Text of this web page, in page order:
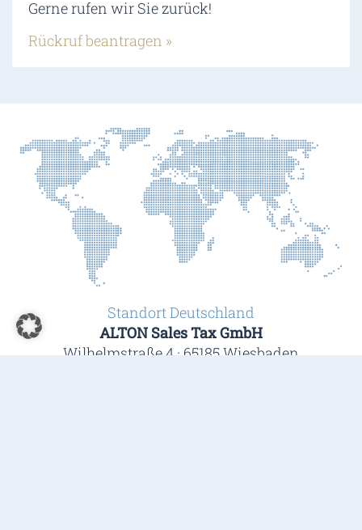
Gerne rufen wir Sie zurück!
Rückruf beantragen »
Standort Deutschland
ALTON Sales Tax GmbH
Wilhelmstraße 4 · 65185 Wiesbaden